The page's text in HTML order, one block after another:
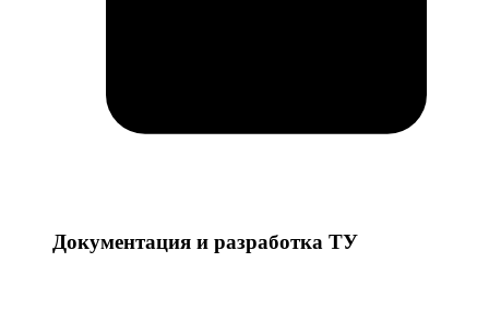
Документация и разработка ТУ